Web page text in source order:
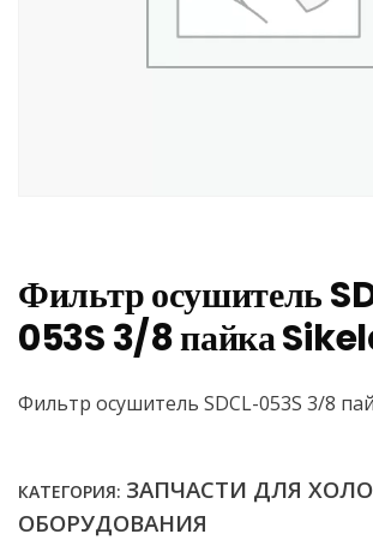
Фильтр осушитель
053S 3/8 пайка
Фильтр осушитель SDCL-053S 3/8
КАТЕГОРИЯ: ЗАПЧАСТИ ДЛЯ
ОБОРУДОВАНИЯ